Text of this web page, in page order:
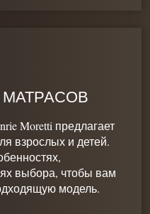
Moretti предлагает
взрослых и детей.
выбора, чтобы вам
модель.